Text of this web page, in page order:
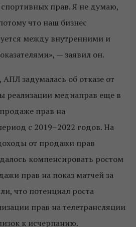
прав. Я не думаю,
что наш бизнес
между внутренними и
— заявил он.
задумалась об отказе от
реализации медиаправ еще в
прав на
с 2019–2022 годов. На
от продажи прав
компенсировать ростом
прав на показ матчей за
что потенциал роста
прав на телетрансляции
к исчерпанию.